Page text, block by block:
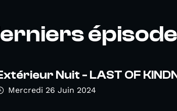
Nuit - LAST OF
Mercredi 26 Juin 2024